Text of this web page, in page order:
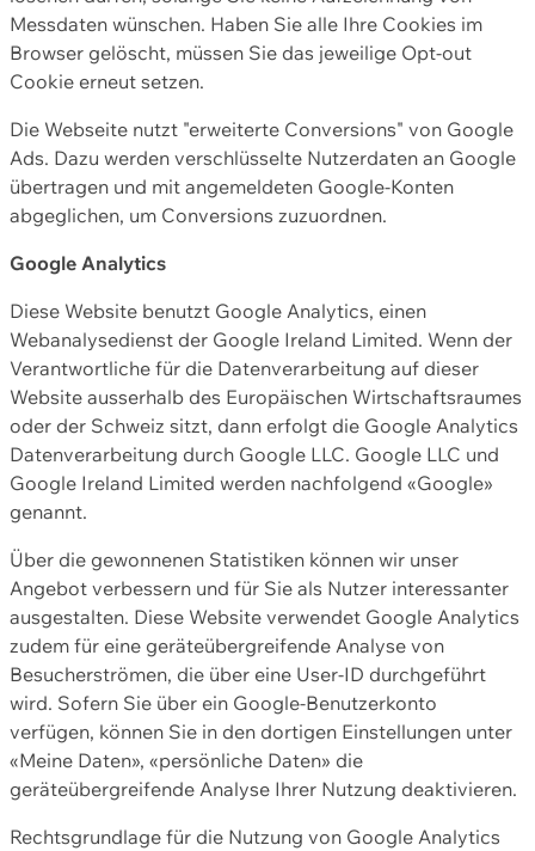
Messdaten wünschen. Haben Sie alle Ihre Cookies im
Browser gelöscht, müssen Sie das jeweilige Opt-out
Cookie erneut setzen.
Die Webseite nutzt "erweiterte Conversions" von Google
Ads. Dazu werden verschlüsselte Nutzerdaten an Google
übertragen und mit angemeldeten Google-Konten
abgeglichen, um Conversions zuzuordnen.
Google Analytics
Diese Website benutzt Google Analytics, einen
Webanalysedienst der Google Ireland Limited. Wenn der
Verantwortliche für die Datenverarbeitung auf dieser
Website ausserhalb des Europäischen Wirtschaftsraumes
oder der Schweiz sitzt, dann erfolgt die Google Analytics
Datenverarbeitung durch Google LLC. Google LLC und
Google Ireland Limited werden nachfolgend «Google»
genannt.
Über die gewonnenen Statistiken können wir unser
Angebot verbessern und für Sie als Nutzer interessanter
ausgestalten. Diese Website verwendet Google Analytics
zudem für eine geräteübergreifende Analyse von
Besucherströmen, die über eine User-ID durchgeführt
wird. Sofern Sie über ein Google-Benutzerkonto
verfügen, können Sie in den dortigen Einstellungen unter
«Meine Daten», «persönliche Daten» die
geräteübergreifende Analyse Ihrer Nutzung deaktivieren.
Rechtsgrundlage für die Nutzung von Google Analytics